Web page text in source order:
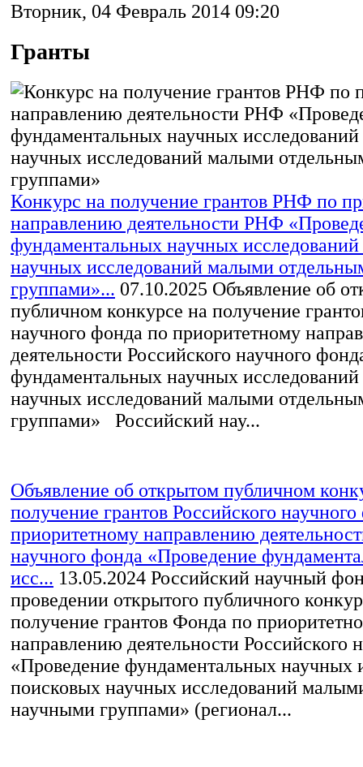
Вторник, 04 Февраль 2014 09:20
Гранты
Конкурс на получение грантов РНФ по
направлению деятельности РНФ
фундаментальных научных
научных исследований малыми
группами»... 07.10.2025 Объявление об
публичном конкурсе на получение
научного фонда по приоритетному
деятельности Российского научного
фундаментальных научных
научных исследований малыми
группами» Российский нау...
Объявление об открытом публичном
получение грантов Российского
приоритетному направлению
научного фонда «Проведение
исс... 13.05.2024 Российский научный
проведении открытого публичного
получение грантов Фонда по
направлению деятельности Российского
«Проведение фундаментальных научных
поисковых научных исследований
научными группами» (регионал...